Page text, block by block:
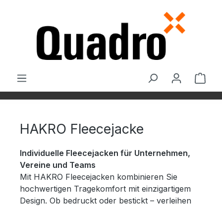
HAKRO Fleecejacke
Individuelle Fleecejacken für Unternehmen,
Vereine und Teams
Mit HAKRO Fleecejacken kombinieren Sie
hochwertigen Tragekomfort mit einzigartigem
Design. Ob bedruckt oder bestickt – verleihen